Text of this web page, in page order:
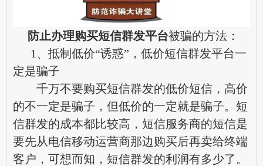
防止办理购买短信群发平台被骗的方法：
1、抵制低价“诱惑”，低价短信群发平台一
定是骗子
千万不要购买短信群发的低价短信，高价
的不一定是骗子，但低价的一定就是骗子。短
信群发的成本都比较高，短信服务商的短信是
要先从电信移动运营商那边购买后再卖给终端
客户，可想而知，短信群发的利润有多少了。